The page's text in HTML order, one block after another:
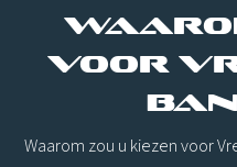
voor
Waarom zou u kiezen voor